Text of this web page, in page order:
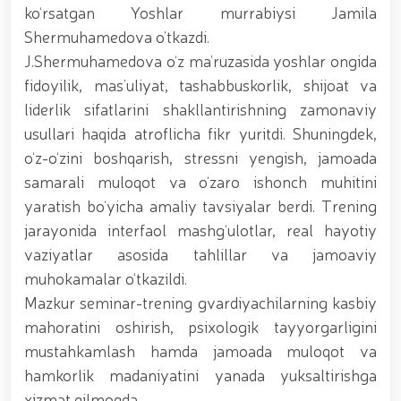
O‘zbekiston Milliy kino san'ati saroyida Milliy
gvardiya tizimidagi yoshlar bilan uchrashuv bo‘lib
o‘tdi. // Bayram kunlarida xavfsizlik toʻliq taʼminlandi
// Navroʻz shukuhi: otliq paradlar tashkil etildi //
“Navroʻzni ulugʻlash – insonni ulugʻlashdir!” shiori
ostida bayram sayli // Askarlar kasb-hunar
sertifikatlariga ega boʻldi // Qahramonlar xotirasi
yod etildi // Strandja turnirida Milliy gvardiya harbiy
xizmatchisi Navbahor Hamidova oltin medalni qoʻlga
kiritdi. // Iroda Ismoilova «Sodiq xizmatlari uchun»
medali bilan taqdirlandi. // O‘zbekiston Qurolli
Kuchlarida kibersport, dron va robot texnologiyalari
yo‘nalishlari rivojlantiriladi // Andijon viloyatida
Respublika ishchi guruhining yoshlar bilan uchrashuvi
tadbirlari doirasida muddatdi harbiy xizmatchilarga
sertifikatlar topshirildi. // Milliy gvardiya
qo‘mondoni, general-polkovnik B.Tashmatov
poytaxtimizdagi manzilli ishlari davomida yoshlar
bilan uchrashib, ular bilan ochiq muloqot o‘tkazdi. //
Farg‘ona viloyatida jinoyat sodir etishga moyil
shaxslar yashash manzillarida tezkor tadbirlar
ko‘rsatgan Yoshlar murrabiysi Jamila
Shermuhamedova o’tkazdi.
J.Shermuhamedova o‘z ma’ruzasida yoshlar ongida
fidoyilik, mas’uliyat, tashabbuskorlik, shijoat va
liderlik sifatlarini shakllantirishning zamonaviy
usullari haqida atroflicha fikr yuritdi. Shuningdek,
o‘z-o‘zini boshqarish, stressni yengish, jamoada
samarali muloqot va o‘zaro ishonch muhitini
yaratish bo‘yicha amaliy tavsiyalar berdi. Trening
jarayonida interfaol mashg‘ulotlar, real hayotiy
vaziyatlar asosida tahlillar va jamoaviy
muhokamalar o‘tkazildi.
Mazkur seminar-trening gvardiyachilarning kasbiy
mahoratini oshirish, psixologik tayyorgarligini
mustahkamlash hamda jamoada muloqot va
hamkorlik madaniyatini yanada yuksaltirishga